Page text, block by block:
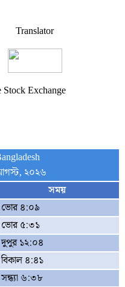
Translator
Stock Exchange
২০২৬
সময়
ভোর ৪:০৯
ভোর ৫:৩১
দুপুর ১২:০৪
বিকাল ৪:৪১
সন্ধ্যা ৬:৩৮